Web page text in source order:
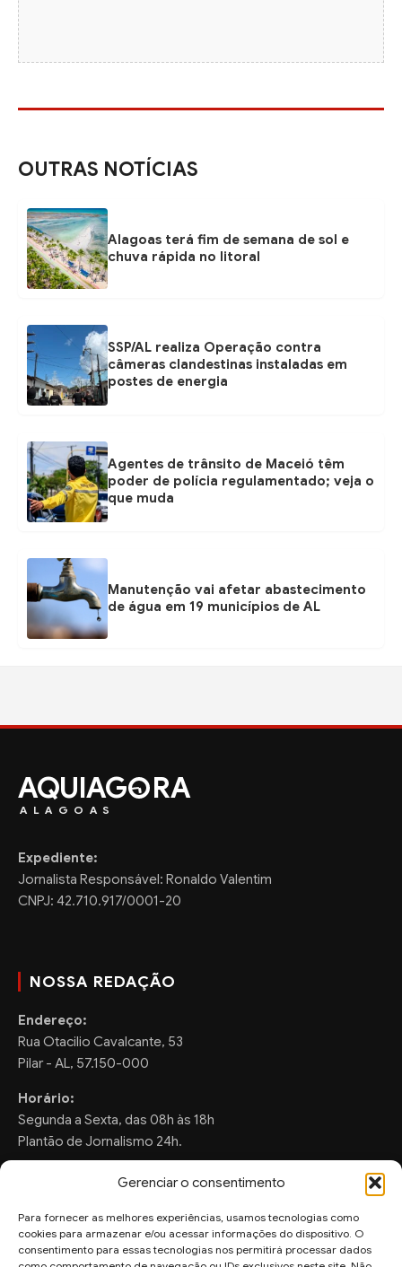
Gerenciar o consentimento
Para fornecer as melhores experiências, usamos tecnologias como
cookies para armazenar e/ou acessar informações do dispositivo. O
consentimento para essas tecnologias nos permitirá processar dados
OUTRAS NOTÍCIAS
Alagoas terá fim de semana de sol e
chuva rápida no litoral
SSP/AL realiza Operação contra
câmeras clandestinas instaladas em
postes de energia
Agentes de trânsito de Maceió têm
poder de polícia regulamentado; veja o
que muda
Manutenção vai afetar abastecimento
de água em 19 municípios de AL
AQUIAG RA
ALAGOAS
Expediente:
Jornalista Responsável: Ronaldo Valentim
CNPJ: 42.710.917/0001-20
NOSSA REDAÇÃO
Endereço:
Rua Otacilio Cavalcante, 53
Pilar - AL, 57.150-000
Horário:
Segunda a Sexta, das 08h às 18h
Plantão de Jornalismo 24h.
FALE CONOSCO
Sugestões de Pauta: